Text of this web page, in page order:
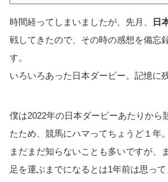
時間経ってしまいましたが、先月、 日
戦してきたので、その時の感想を備忘
す。
いろいろあった日本ダービー。記憶に
僕は2022年の日本ダービーあたりから
たため、競馬にハマってちょうど１年。
まだまだ知らないことも多いですが、
足を運ぶまでになるとは1年前は思って